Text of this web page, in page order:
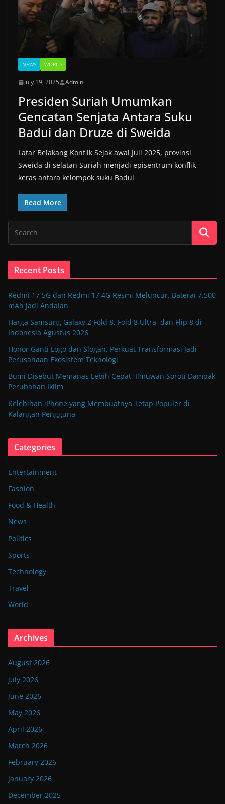
NEWS WORLD
July 19, 2025 Admin
Presiden Suriah Umumkan
Gencatan Senjata Antara Suku
Badui dan Druze di Sweida
Latar Belakang Konflik Sejak awal Juli 2025, provinsi
Sweida di selatan Suriah menjadi episentrum konflik
keras antara kelompok suku Badui
Read More
Recent Posts
Redmi 17 5G dan Redmi 17 4G Resmi Meluncur, Baterai 7.500
mAh Jadi Andalan
Harga Samsung Galaxy Z Fold 8, Fold 8 Ultra, dan Flip 8 di
Indonesia Agustus 2026
Honor Ganti Logo dan Slogan, Perkuat Transformasi Jadi
Perusahaan Ekosistem Teknologi
Bumi Disebut Memanas Lebih Cepat, Ilmuwan Soroti Dampak
Perubahan Iklim
Kelebihan iPhone yang Membuatnya Tetap Populer di
Kalangan Pengguna
Categories
Entertainment
Fashion
Food & Health
News
Politics
Sports
Technology
Travel
World
Archives
August 2026
July 2026
June 2026
May 2026
April 2026
March 2026
February 2026
January 2026
December 2025